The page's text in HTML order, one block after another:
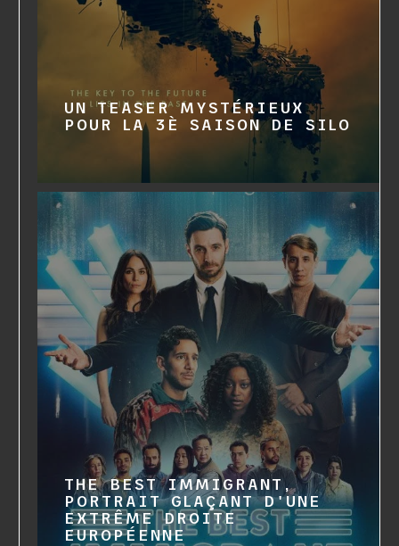
UN TEASER MYSTÉRIEUX
POUR LA 3È SAISON DE SILO
THE BEST IMMIGRANT,
PORTRAIT GLAÇANT D'UNE
EXTRÊME DROITE
EUROPÉENNE